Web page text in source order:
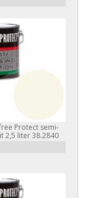
Protect semi-
2,5 liter 38.2840